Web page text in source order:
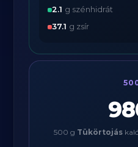
2.1 g szénhidrát
37.1 g zsír
500 g Tükörtojás